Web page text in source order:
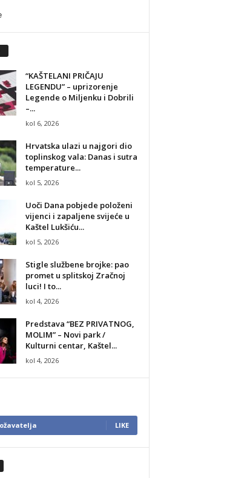
“KAŠTELANI PRIČAJU
LEGENDU” – uprizorenje
Legende o Miljenku i Dobrili
–...
kol 6, 2026
Hrvatska ulazi u najgori dio
toplinskog vala: Danas i sutra
temperature...
kol 5, 2026
Uoči Dana pobjede položeni
vijenci i zapaljene svijeće u
Kaštel Lukšiću...
kol 5, 2026
Stigle službene brojke: pao
promet u splitskoj Zračnoj
luci! I to...
kol 4, 2026
Predstava “BEZ PRIVATNOG,
MOLIM” – Novi park /
Kulturni centar, Kaštel...
kol 4, 2026
LIKE